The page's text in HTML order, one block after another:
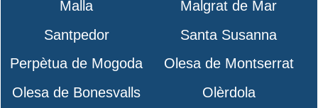
Malla
Malgrat de Mar
Santpedor
Santa Susanna
Perpètua de Mogoda
Olesa de Montserrat
Olesa de Bonesvalls
Olèrdola